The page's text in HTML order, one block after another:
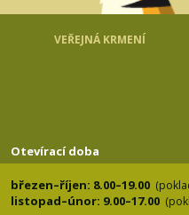
VEŘEJNÁ KRMENÍ
Otevírací doba
březen–říjen: 8.00–19.00
listopad–únor: 9.00–17.00